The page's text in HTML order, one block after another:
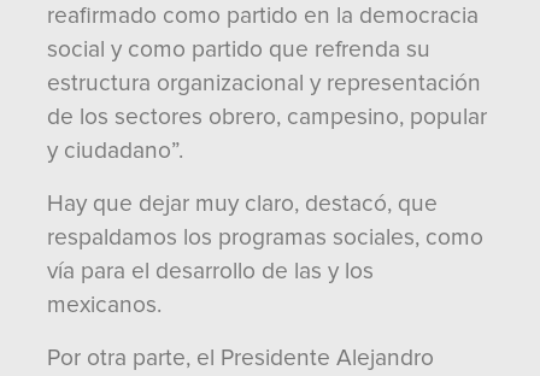
reafirmado como partido en la democracia
social y como partido que refrenda su
estructura organizacional y representación
de los sectores obrero, campesino, popular
y ciudadano”.
Hay que dejar muy claro, destacó, que
respaldamos los programas sociales, como
vía para el desarrollo de las y los
mexicanos.
Por otra parte, el Presidente Alejandro